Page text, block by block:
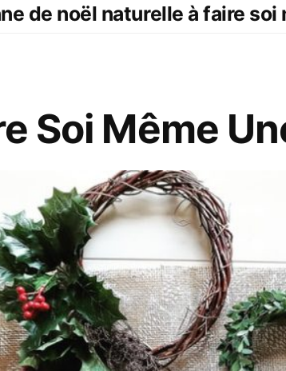
de noël naturelle à faire soi
Soi Même